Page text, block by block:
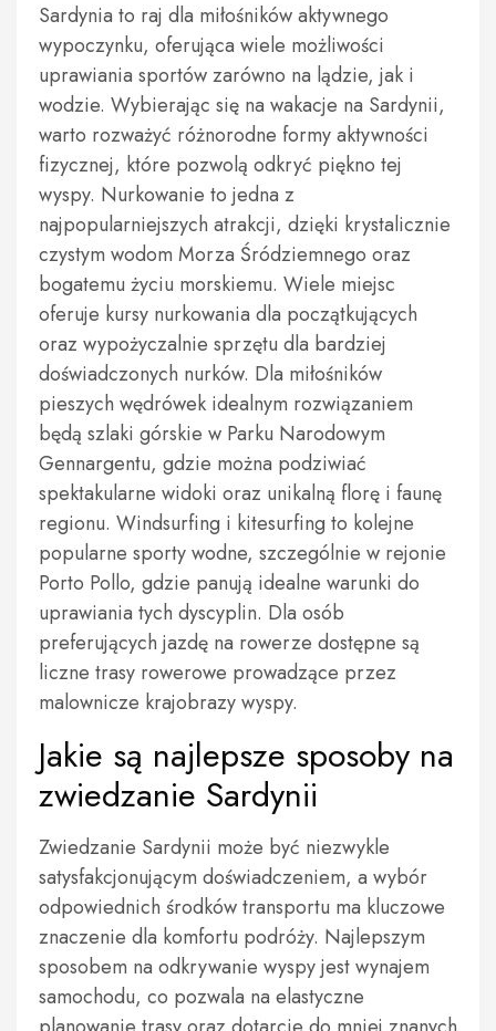
Sardynia to raj dla miłośników aktywnego
wypoczynku, oferująca wiele możliwości
uprawiania sportów zarówno na lądzie, jak i
wodzie. Wybierając się na wakacje na Sardynii,
warto rozważyć różnorodne formy aktywności
fizycznej, które pozwolą odkryć piękno tej
wyspy. Nurkowanie to jedna z
najpopularniejszych atrakcji, dzięki krystalicznie
czystym wodom Morza Śródziemnego oraz
bogatemu życiu morskiemu. Wiele miejsc
oferuje kursy nurkowania dla początkujących
oraz wypożyczalnie sprzętu dla bardziej
doświadczonych nurków. Dla miłośników
pieszych wędrówek idealnym rozwiązaniem
będą szlaki górskie w Parku Narodowym
Gennargentu, gdzie można podziwiać
spektakularne widoki oraz unikalną florę i faunę
regionu. Windsurfing i kitesurfing to kolejne
popularne sporty wodne, szczególnie w rejonie
Porto Pollo, gdzie panują idealne warunki do
uprawiania tych dyscyplin. Dla osób
preferujących jazdę na rowerze dostępne są
liczne trasy rowerowe prowadzące przez
malownicze krajobrazy wyspy.
Jakie są najlepsze sposoby na
zwiedzanie Sardynii
Zwiedzanie Sardynii może być niezwykle
satysfakcjonującym doświadczeniem, a wybór
odpowiednich środków transportu ma kluczowe
znaczenie dla komfortu podróży. Najlepszym
sposobem na odkrywanie wyspy jest wynajem
samochodu, co pozwala na elastyczne